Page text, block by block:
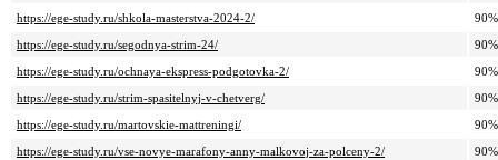
https://ege-study.ru/shkola-masterstva-2024-2/
90%
https://ege-study.ru/segodnya-strim-24/
90%
https://ege-study.ru/ochnaya-ekspress-podgotovka-2/
90%
https://ege-study.ru/strim-spasitelnyj-v-chetverg/
90%
https://ege-study.ru/martovskie-mattreningi/
90%
https://ege-study.ru/vse-novye-marafony-anny-malkovoj-za-polceny-2/
90%